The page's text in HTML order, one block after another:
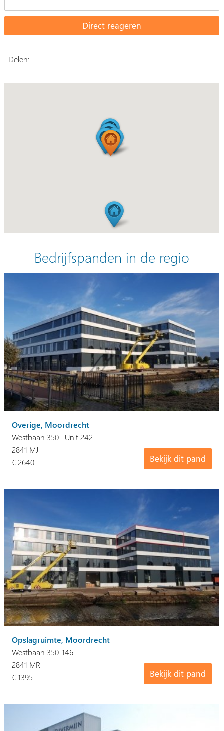
Delen:
Bedrijfspanden in de regio
Overige, Moordrecht
Westbaan 350--Unit 242
Bekijk dit pand
2841 MJ
€ 2640
Opslagruimte, Moordrecht
Westbaan 350-146
Bekijk dit pand
2841 MR
€ 1395